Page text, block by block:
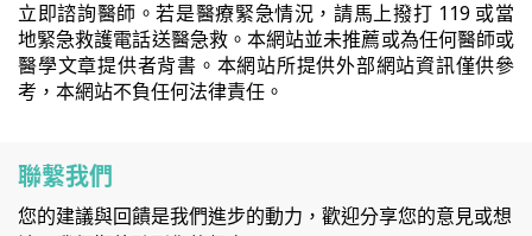
立即諮詢醫師。若是醫療緊急情況，請馬上撥打 119 或當
地緊急救護電話送醫急救。本網站並未推薦或為任何醫師或
醫學文章提供者背書。本網站所提供外部網站資訊僅供參
考，本網站不負任何法律責任。
聯繫我們
您的建議與回饋是我們進步的動力，歡迎分享您的意見或想